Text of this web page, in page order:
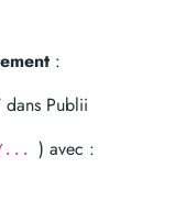
:
dans Publii
) avec :